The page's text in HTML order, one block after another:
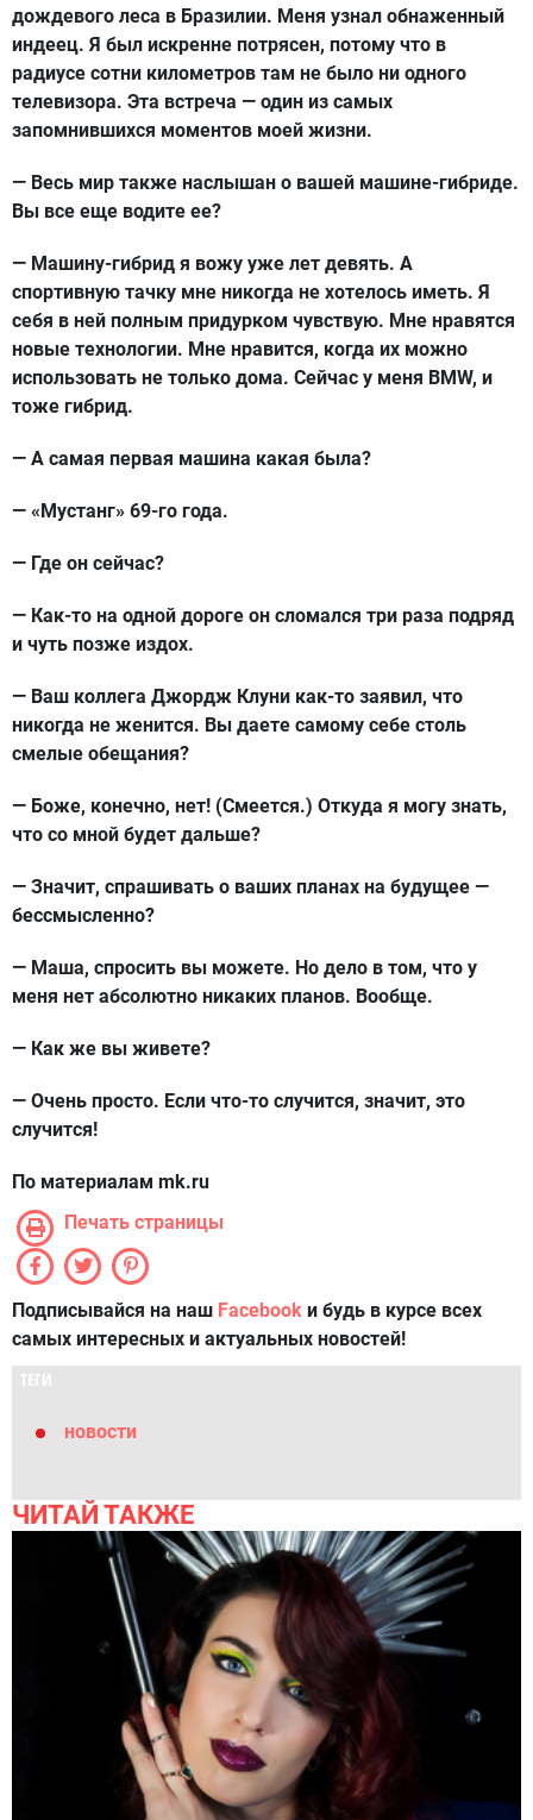
дождевого леса в Бразилии. Меня узнал обнаженный
индеец. Я был искренне потрясен, потому что в
радиусе сотни километров там не было ни одного
телевизора. Эта встреча — один из самых
запомнившихся моментов моей жизни.
— Весь мир также наслышан о вашей машине-гибриде.
Вы все еще водите ее?
— Машину-гибрид я вожу уже лет девять. А
спортивную тачку мне никогда не хотелось иметь. Я
себя в ней полным придурком чувствую. Мне нравятся
новые технологии. Мне нравится, когда их можно
использовать не только дома. Сейчас у меня BMW, и
тоже гибрид.
— А самая первая машина какая была?
— «Мустанг» 69-го года.
— Где он сейчас?
— Как-то на одной дороге он сломался три раза подряд
и чуть позже издох.
— Ваш коллега Джордж Клуни как-то заявил, что
никогда не женится. Вы даете самому себе столь
смелые обещания?
— Боже, конечно, нет! (Смеется.) Откуда я могу знать,
что со мной будет дальше?
— Значит, спрашивать о ваших планах на будущее —
бессмысленно?
— Маша, спросить вы можете. Но дело в том, что у
меня нет абсолютно никаких планов. Вообще.
— Как же вы живете?
— Очень просто. Если что-то случится, значит, это
случится!
По материалам mk.ru
Печать страницы
Подписывайся на наш Facebook и будь в курсе всех
самых интересных и актуальных новостей!
ТЕГИ
новости
ЧИТАЙ ТАКЖЕ